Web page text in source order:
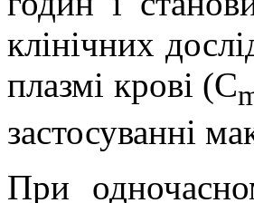
клінічних
плазмі крові (С
застосуванні
При